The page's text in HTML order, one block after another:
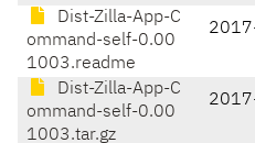
Dist-Zilla-App-C
ommand-self-0.00
1003.readme
Dist-Zilla-App-C
ommand-self-0.00
1003.tar.gz